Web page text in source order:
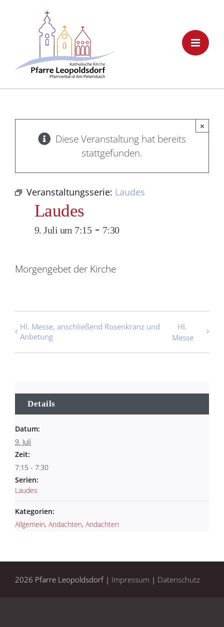
Diese Veranstaltung hat bereits
stattgefunden.
×
Veranstaltungsserie: Laudes
Laudes
9. Juli um 7:15- 7:30
Morgengebet der Kirche
Hl. Messe, anschließend Rosenkranz und
Anbetung
Hl.
Messe
Details
Datum:
9. Juli
Zeit:
7:15 - 7:30
Serien:
Laudes
Kategorien:
Allgemein, Andachten, Andachten
2026 Pfarre Leopoldsdorf | Impressum | Datenschutz